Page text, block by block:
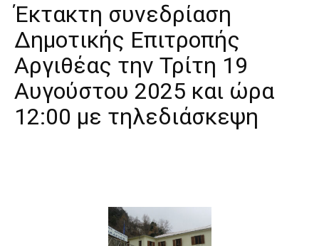
Έκτακτη συνεδρίαση
Δημοτικής Επιτροπής
Αργιθέας την Τρίτη 19
Αυγούστου 2025 και ώρα
12:00 με τηλεδιάσκεψη